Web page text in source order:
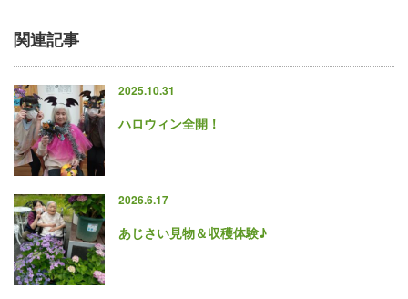
関連記事
2025.10.31
ハロウィン全開！
2026.6.17
あじさい見物＆収穫体験♪